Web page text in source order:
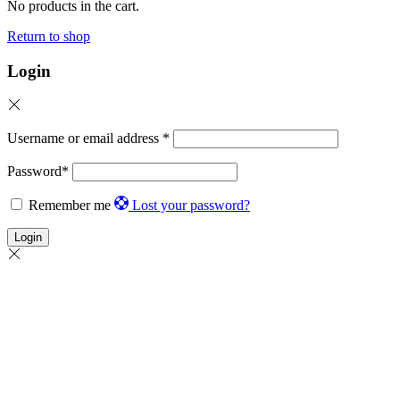
No products in the cart.
Return to shop
Login
Username or email address *
Password*
Remember me Lost your password?
Login